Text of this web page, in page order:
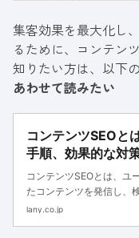
集客効果を最大化し
るために、コンテン
知りたい方は、以下
あわせて読みたい
コンテンツSEOと
手順、効果的な対
で解説
コンテンツSEOとは、ユ
たコンテンツを発信し、
客を狙う手法です。本記
lany.co.jp